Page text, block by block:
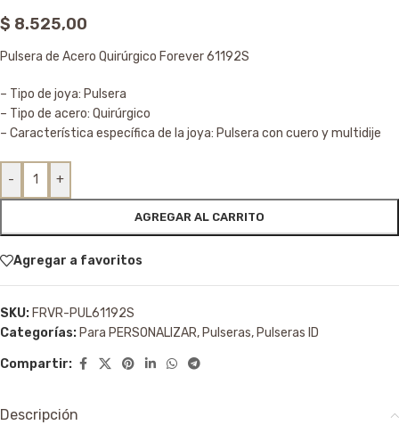
$ 8.525,00
Pulsera de Acero Quirúrgico Forever 61192S
– Tipo de joya: Pulsera
– Tipo de acero: Quirúrgico
– Característica específica de la joya: Pulsera con cuero y multidije
- +
AGREGAR AL CARRITO
Agregar a favoritos
SKU: FRVR-PUL61192S
Categorías: Para PERSONALIZAR, Pulseras, Pulseras ID
Compartir:
Descripción